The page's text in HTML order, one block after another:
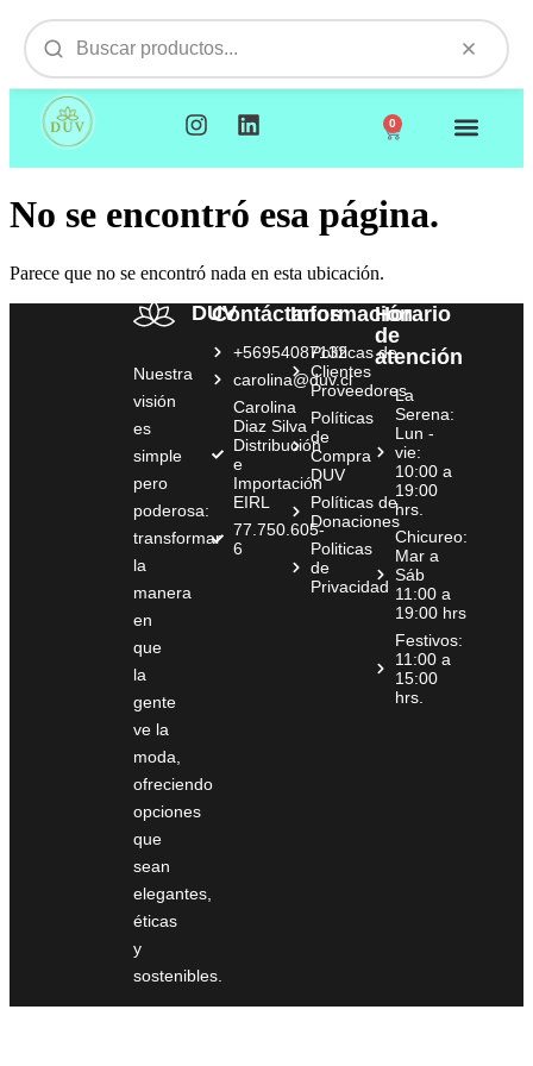
0
No se encontró esa página.
Parece que no se encontró nada en esta ubicación.
DUV
Nuestra
visión
es
simple
pero
poderosa:
transformar
la
manera
en
que
la
gente
ve la
moda,
ofreciendo
opciones
que
sean
elegantes,
éticas
y
sostenibles.
Contáctanos
+56954087132
carolina@duv.cl
Carolina
Diaz Silva
Distribución
e
Importación
EIRL
77.750.605-
6
Información
Políticas de
Clientes
Proveedores
Políticas
de
Compra
DUV
Políticas de
Donaciones
Politicas
de
Privacidad
Horario
de
atención
La
Serena:
Lun -
vie:
10:00 a
19:00
hrs.
Chicureo:
Mar a
Sáb
11:00 a
19:00 hrs
Festivos:
11:00 a
15:00
hrs.